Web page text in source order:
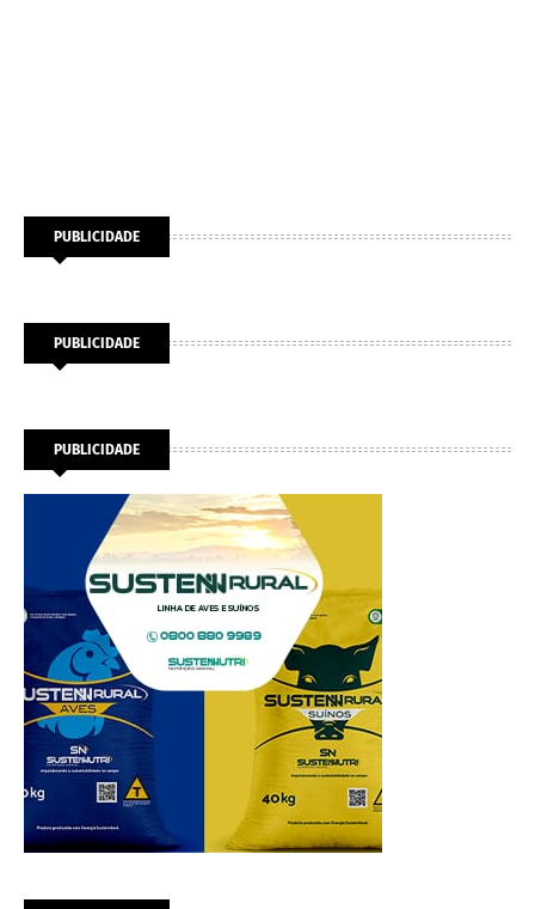
PUBLICIDADE
PUBLICIDADE
PUBLICIDADE